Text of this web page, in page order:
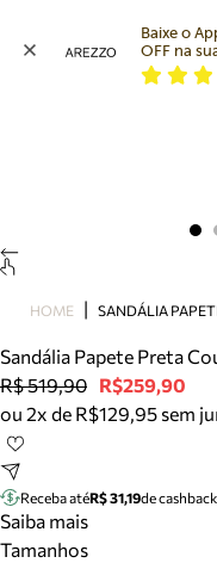
Bolsa
Tamanco
Tênis
Mule
Tire dúvidas sobre
Meus pedidos
Baixe o
OFF na
HOME SANDÁLIA
Sandália Papete Preta
R$ 519,90 R$259,90
ou 2x de R$129,95 sem
Receba atéR$ 31,19de cashback
Saiba mais
Tamanhos